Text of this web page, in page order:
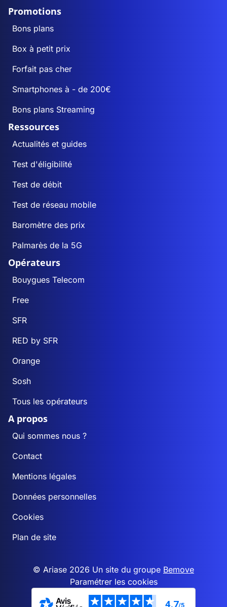
Promotions
Bons plans
Box à petit prix
Forfait pas cher
Smartphones à - de 200€
Bons plans Streaming
Ressources
Actualités et guides
Test d'éligibilité
Test de débit
Test de réseau mobile
Baromètre des prix
Palmarès de la 5G
Opérateurs
Bouygues Telecom
Free
SFR
RED by SFR
Orange
Sosh
Tous les opérateurs
A propos
Qui sommes nous ?
Contact
Mentions légales
Données personnelles
Cookies
Plan de site
© Ariase 2026 Un site du groupe Bemove
Paramétrer les cookies
4,7/5